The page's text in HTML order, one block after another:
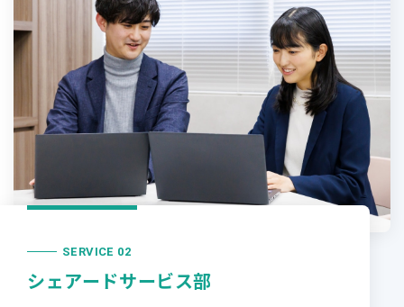
SERVICE 02
シェアードサービス部